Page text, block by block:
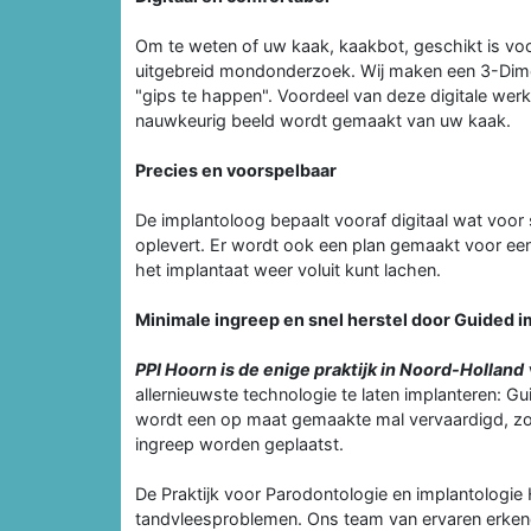
Om te weten of uw kaak, kaakbot, geschikt is
uitgebreid mondonderzoek. Wij maken een 3-
"gips te happen". Voordeel van deze digitale
nauwkeurig beeld wordt gemaakt van uw kaak.
Precies en voorspelbaar
De implantoloog bepaalt vooraf digitaal wat
oplevert. Er wordt ook een plan gemaakt voor
het implantaat weer voluit kunt lachen.
Minimale ingreep en snel herstel door Guided
PPI Hoorn is de enige praktijk in Noord-Holland
allernieuwste technologie te laten implanteren:
wordt een op maat gemaakte mal vervaardigd,
ingreep worden geplaatst.
De Praktijk voor Parodontologie en
tandvleesproblemen. Ons team van ervaren